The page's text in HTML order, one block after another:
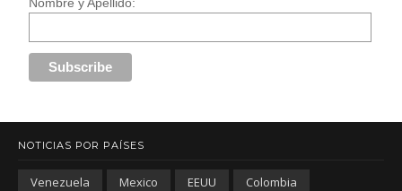
NOTICIAS POR PAÍSES
Venezuela Mexico EEUU
Colombia